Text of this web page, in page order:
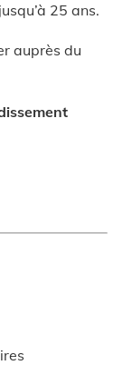
25 ans.
auprès du